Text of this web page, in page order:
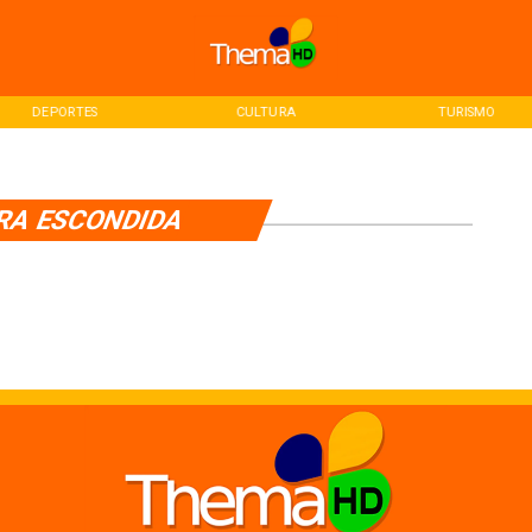
DEPORTES CULTURA TURISMO
ESCONDIDA